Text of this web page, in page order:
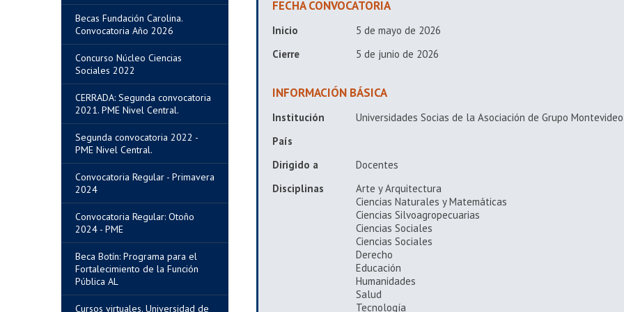
Becas Fundación Carolina.
Convocatoria Año 2026
Concurso Núcleo Ciencias
Sociales 2022
CERRADA: Segunda convocatoria
2021. PME Nivel Central.
Segunda convocatoria 2022 -
PME Nivel Central.
Convocatoria Regular - Primavera
2024
Convocatoria Regular: Otoño
2024 - PME
Beca Botín: Programa para el
Fortalecimiento de la Función
Pública AL
Cursos virtuales. Universidad de
FECHA CONVOCATORIA
Inicio
5 de mayo de 2026
Cierre
5 de junio de 2026
INFORMACIÓN BÁSICA
Institución
Universidades Socias de la Asociación de Grupo Montevideo
País
Dirigido a
Docentes
Disciplinas
Arte y Arquitectura
Ciencias Naturales y Matemáticas
Ciencias Silvoagropecuarias
Ciencias Sociales
Ciencias Sociales
Derecho
Educación
Humanidades
Salud
Tecnología